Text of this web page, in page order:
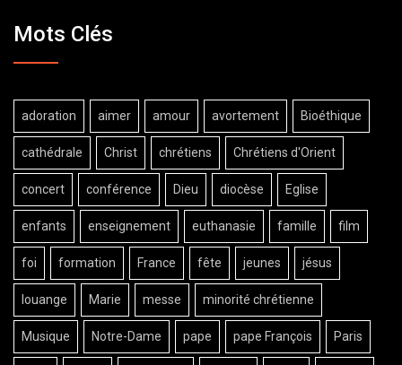
Mots Clés
adoration aimer amour avortement Bioéthique
cathédrale Christ chrétiens Chrétiens d'Orient
concert conférence Dieu diocèse Eglise
enfants enseignement euthanasie famille film
foi formation France fête jeunes jésus
louange Marie messe minorité chrétienne
Musique Notre-Dame pape pape François Paris